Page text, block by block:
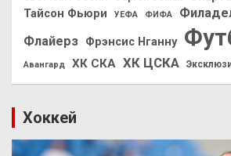
Тайсон Фьюри УЕФА ФИФА
Флайерз Фрэнсис Нганну
Авангард ХК СКА ХК ЦСКА
Хоккей